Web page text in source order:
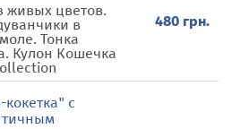
живых цветов.
в
Тонка
Кулон Кошечка
480 грн.
с